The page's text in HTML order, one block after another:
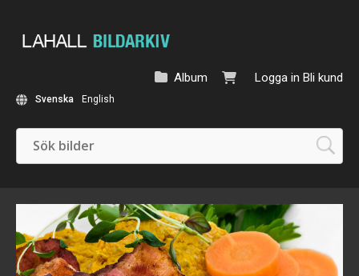
Logga in Bli kund
Album
Svenska English